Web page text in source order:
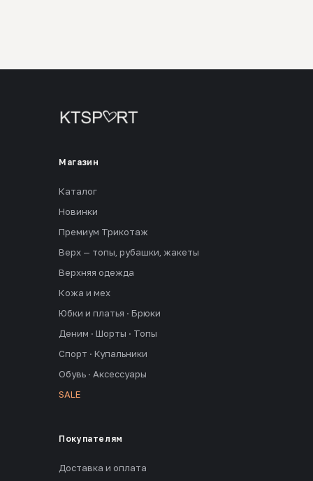
Магазин
Каталог
Новинки
Премиум Трикотаж
Верх — топы, рубашки, жакеты
Верхняя одежда
Кожа и мех
Юбки и платья · Брюки
Деним · Шорты · Топы
Спорт · Купальники
Обувь · Аксессуары
SALE
Покупателям
Доставка и оплата